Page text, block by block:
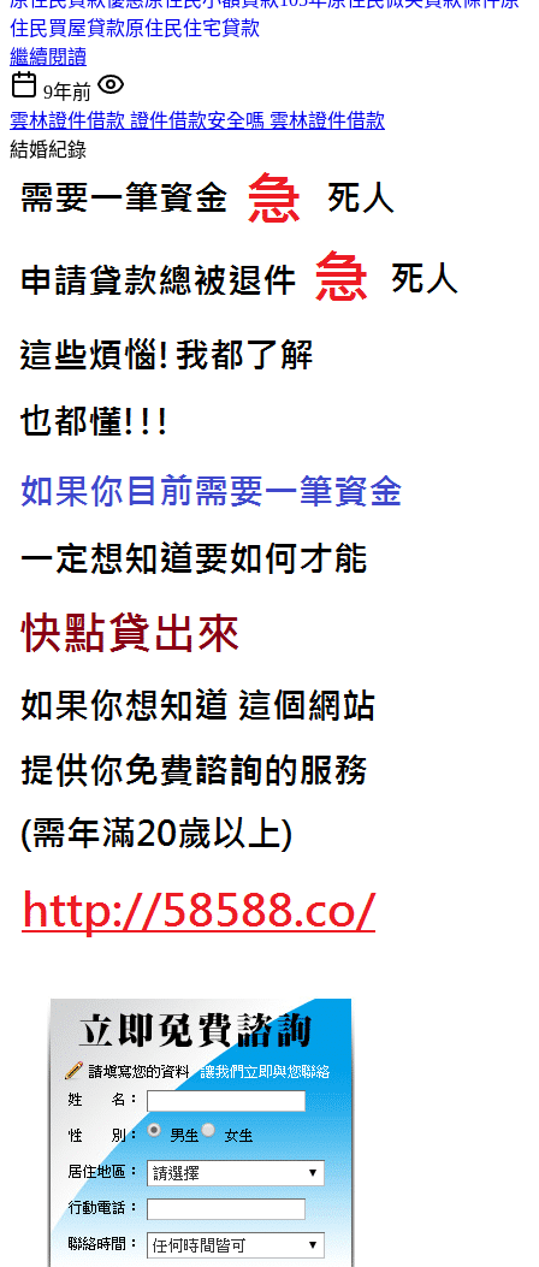
住民買屋貸款原住民住宅貸款
繼續閱讀
9年前
雲林證件借款 證件借款安全嗎 雲林證件借款
結婚紀錄